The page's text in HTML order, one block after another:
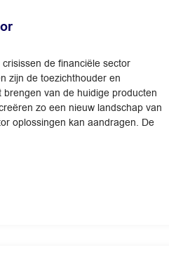
de financiële sector
zijn de toezichthouder en
van de huidige producten
zo een nieuw landschap van
oplossingen kan aandragen. De